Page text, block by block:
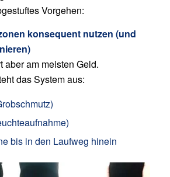
Vorgehen:
konsequent nutzen (und
aber am meisten Geld.
das System aus:
bis in den Laufweg hinein